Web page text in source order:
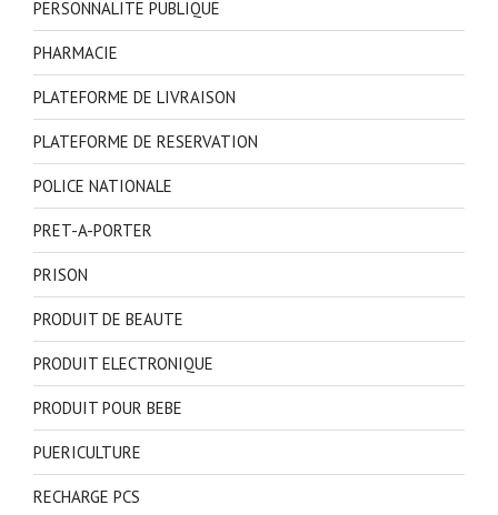
PERSONNALITE PUBLIQUE
PHARMACIE
PLATEFORME DE LIVRAISON
PLATEFORME DE RESERVATION
POLICE NATIONALE
PRET-A-PORTER
PRISON
PRODUIT DE BEAUTE
PRODUIT ELECTRONIQUE
PRODUIT POUR BEBE
PUERICULTURE
RECHARGE PCS